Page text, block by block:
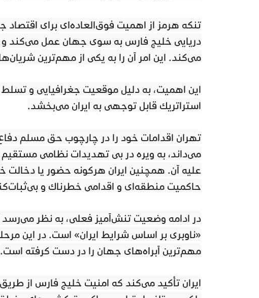
تنگه هرمز از اهمیت فوق‌العاده‌ای برای اقتصاد
دریایی خلیج فارس به سوی جهان عمل می‌کند و
می‌کند. این امر آن را به یکی از مهم‌ترین
این اهمیت، به دلیل موقعیت جغرافیایی و
استراتژیک قابل توجهی به ایران می‌بخشد.
تهران اقدامات خود را در چارچوب حق مسلم
می‌داند، به ویژه در پی تهدیدات نظامی
علیه آن. همچنین ایران هرگونه حضور یا دخالت
حاکمیت منطقه‌ای و اقدامی خطرناک و
در ادامه وضعیت تنش‌آمیز فعلی، به نظر
«ناوبری بر اساس شرایط ایران» است. در این
مهم‌ترین آبراه‌های جهان را در دست گرفته است.
ایران تأکید می‌کند که امنیت خلیج فارس از